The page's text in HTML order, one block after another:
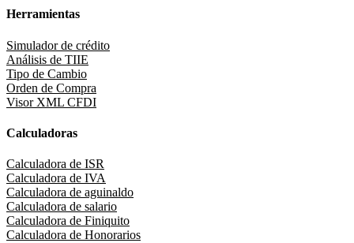
Herramientas
Simulador de crédito
Análisis de TIIE
Tipo de Cambio
Orden de Compra
Visor XML CFDI
Calculadoras
Calculadora de ISR
Calculadora de IVA
Calculadora de aguinaldo
Calculadora de salario
Calculadora de Finiquito
Calculadora de Honorarios